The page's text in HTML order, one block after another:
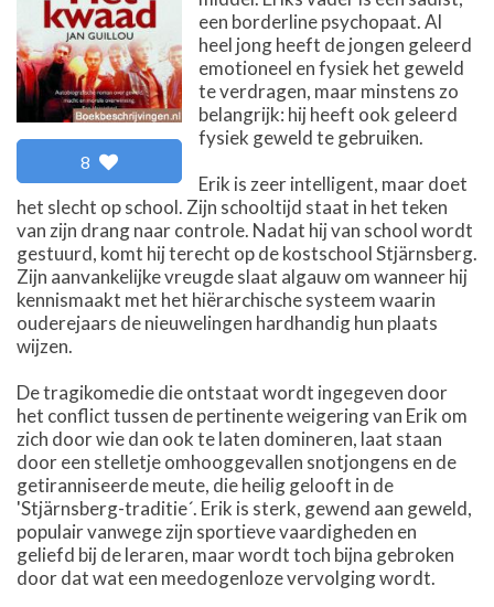
8
een borderline psychopaat. Al
heel jong heeft de jongen geleerd
emotioneel en fysiek het geweld
te verdragen, maar minstens zo
belangrijk: hij heeft ook geleerd
fysiek geweld te gebruiken.
Erik is zeer intelligent, maar doet
het slecht op school. Zijn schooltijd staat in het teken
van zijn drang naar controle. Nadat hij van school wordt
gestuurd, komt hij terecht op de kostschool Stjärnsberg.
Zijn aanvankelijke vreugde slaat algauw om wanneer hij
kennismaakt met het hiërarchische systeem waarin
ouderejaars de nieuwelingen hardhandig hun plaats
wijzen.
De tragikomedie die ontstaat wordt ingegeven door
het conflict tussen de pertinente weigering van Erik om
zich door wie dan ook te laten domineren, laat staan
door een stelletje omhooggevallen snotjongens en de
getiranniseerde meute, die heilig gelooft in de
'Stjärnsberg-traditie´. Erik is sterk, gewend aan geweld,
populair vanwege zijn sportieve vaardigheden en
geliefd bij de leraren, maar wordt toch bijna gebroken
door dat wat een meedogenloze vervolging wordt.